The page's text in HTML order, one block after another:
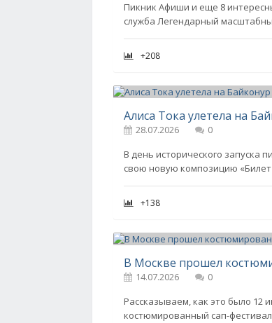
Пикник Афиши и еще 8
служба Легендарный
+208
Алиса Тока улетела на
28.07.2026
0
В день исторического запуска
свою новую композицию
+138
В Москве прошел
14.07.2026
0
Рассказываем, как это было
костюмированный сап-